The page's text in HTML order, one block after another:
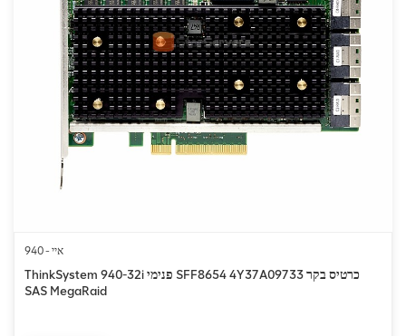
940 - איי
ThinkSystem 940-32i פנימי SFF8654 4Y37A09733 כרטיס בקר
SAS MegaRaid